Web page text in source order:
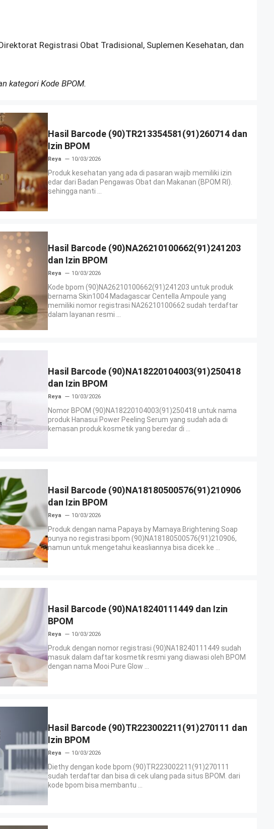
Registrasi Obat Tradisional, Suplemen Kesehatan, dan
kategori Kode BPOM.
Hasil Barcode (90)TR213354581(91)260714 dan
Izin BPOM
Reya 10/03/2026
Produk kesehatan yang ada di pasaran wajib memiliki izin
edar dari Badan Pengawas Obat dan Makanan (BPOM RI).
sehingga nanti ...
Hasil Barcode (90)NA26210100662(91)241203
dan Izin BPOM
Reya 10/03/2026
Kode bpom (90)NA26210100662(91)241203 untuk produk
bernama Skin1004 Madagascar Centella Ampoule yang
memiliki nomor registrasi NA26210100662 sudah terdaftar
dalam layanan resmi ...
Hasil Barcode (90)NA18220104003(91)250418
dan Izin BPOM
Reya 10/03/2026
Nomor BPOM (90)NA18220104003(91)250418 untuk nama
produk Hanasui Power Peeling Serum yang sudah ada di
kemasan produk kosmetik yang beredar di ...
Hasil Barcode (90)NA18180500576(91)210906
dan Izin BPOM
Reya 10/03/2026
Produk dengan nama Papaya by Mamaya Brightening Soap
punya no registrasi bpom (90)NA18180500576(91)210906,
namun untuk mengetahui keasliannya bisa dicek ke ...
Hasil Barcode (90)NA18240111449 dan Izin
BPOM
Reya 10/03/2026
Produk dengan nomor registrasi (90)NA18240111449 sudah
masuk dalam daftar kosmetik resmi yang diawasi oleh BPOM
dengan nama Mooi Pure Glow ...
Hasil Barcode (90)TR223002211(91)270111 dan
Izin BPOM
Reya 10/03/2026
Diethy dengan kode bpom (90)TR223002211(91)270111
sudah terdaftar dan bisa di cek ulang pada situs BPOM. dari
kode bpom bisa membantu ...